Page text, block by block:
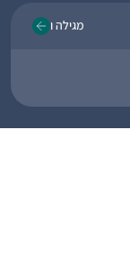
מגילה ו